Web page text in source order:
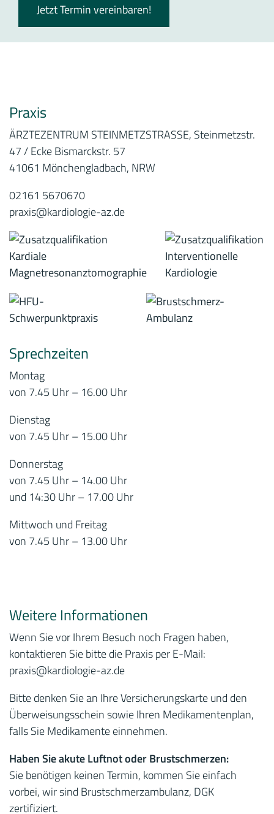
Jetzt Termin vereinbaren!
Praxis
ÄRZTEZENTRUM STEINMETZSTRASSE, Steinmetzstr.
47 / Ecke Bismarckstr. 57
41061 Mönchengladbach, NRW
02161 5670670
praxis@kardiologie-az.de
Sprechzeiten
Montag
von 7.45 Uhr – 16.00 Uhr
Dienstag
von 7.45 Uhr – 15.00 Uhr
Donnerstag
von 7.45 Uhr – 14.00 Uhr
und 14:30 Uhr – 17.00 Uhr
Mittwoch und Freitag
von 7.45 Uhr – 13.00 Uhr
Weitere Informationen
Wenn Sie vor Ihrem Besuch noch Fragen haben,
kontaktieren Sie bitte die Praxis per E-Mail:
praxis@kardiologie-az.de
Bitte denken Sie an Ihre Versicherungskarte und den
Überweisungsschein sowie Ihren Medikamentenplan,
falls Sie Medikamente einnehmen.
Haben Sie akute Luftnot oder Brustschmerzen:
Sie benötigen keinen Termin, kommen Sie einfach
vorbei, wir sind Brustschmerzambulanz, DGK
zertifiziert.